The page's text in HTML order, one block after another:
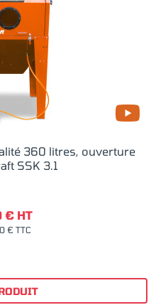
SSK 3.1
€ HT
€ TTC